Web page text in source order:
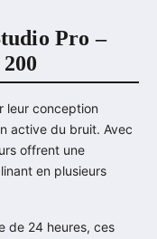
Pro –
leur conception
active du bruit. Avec
offrent une
en plusieurs
de 24 heures, ces